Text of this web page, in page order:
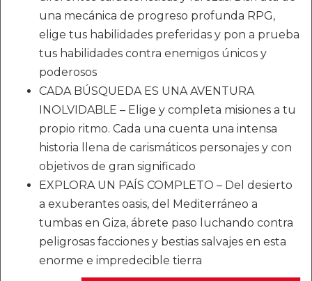
una mecánica de progreso profunda RPG,
elige tus habilidades preferidas y pon a prueba
tus habilidades contra enemigos únicos y
poderosos
CADA BÚSQUEDA ES UNA AVENTURA
INOLVIDABLE – Elige y completa misiones a tu
propio ritmo. Cada una cuenta una intensa
historia llena de carismáticos personajes y con
objetivos de gran significado
EXPLORA UN PAÍS COMPLETO – Del desierto
a exuberantes oasis, del Mediterráneo a
tumbas en Giza, ábrete paso luchando contra
peligrosas facciones y bestias salvajes en esta
enorme e impredecible tierra